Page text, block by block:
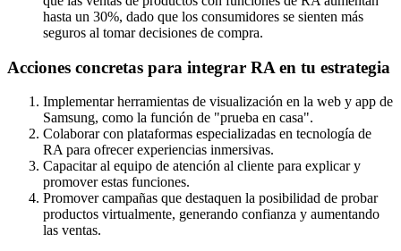
hasta un 30%, dado que los consumidores se sienten más
seguros al tomar decisiones de compra.
Acciones concretas para integrar RA en tu estrategia
Implementar herramientas de visualización en la web y app de
Samsung, como la función de "prueba en casa".
Colaborar con plataformas especializadas en tecnología de
RA para ofrecer experiencias inmersivas.
Capacitar al equipo de atención al cliente para explicar y
promover estas funciones.
Promover campañas que destaquen la posibilidad de probar
productos virtualmente, generando confianza y aumentando
las ventas.